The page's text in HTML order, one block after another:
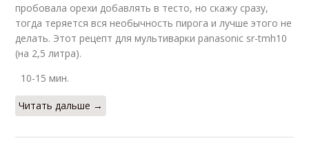
пробовала орехи добавлять в тесто, но скажу сразу,
тогда теряется вся необычность пирога и лучше этого не
делать. Этот рецепт для мультиварки panasonic sr-tmh10
(на 2,5 литра).
10-15 мин.
Читать дальше →